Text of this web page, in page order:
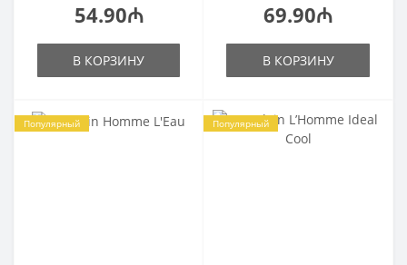
54.90₼
В КОРЗИНУ
69.90₼
В КОРЗИНУ
Популярный Популярный